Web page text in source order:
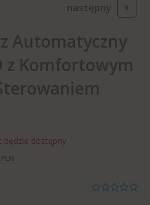
następny
Automatyczny
z Komfortowym
będzie dostępny